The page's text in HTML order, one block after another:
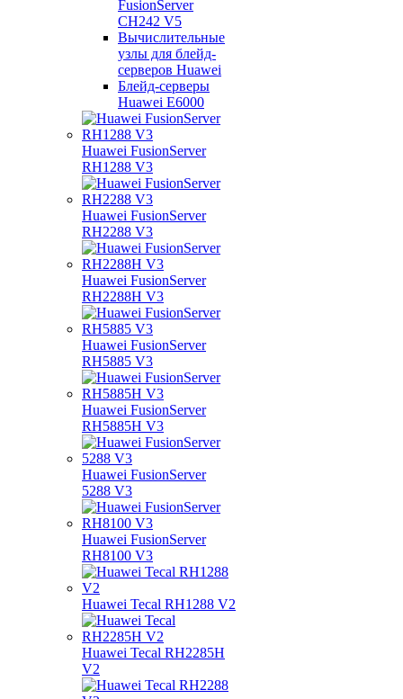
FusionServer
CH242 V5
Вычислительные
узлы для блейд-
серверов Huawei
Блейд-серверы
Huawei E6000
Huawei FusionServer
RH1288 V3
Huawei FusionServer
RH2288 V3
Huawei FusionServer
RH2288H V3
Huawei FusionServer
RH5885 V3
Huawei FusionServer
RH5885H V3
Huawei FusionServer
5288 V3
Huawei FusionServer
RH8100 V3
Huawei Tecal RH1288 V2
Huawei Tecal RH2285H
V2